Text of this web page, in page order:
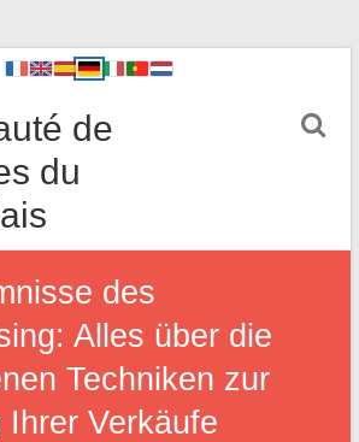
de
du
des
Alles über die
Techniken zur
Ihrer Verkäufe